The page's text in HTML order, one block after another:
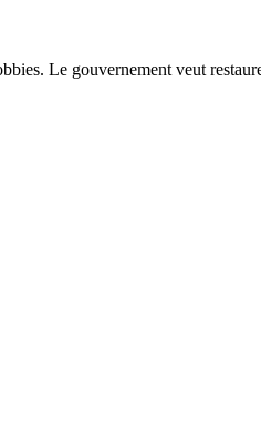
Le gouvernement veut